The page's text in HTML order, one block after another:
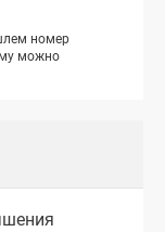
номер
можно